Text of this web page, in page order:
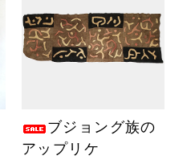
ブジョング族の
アップリケ